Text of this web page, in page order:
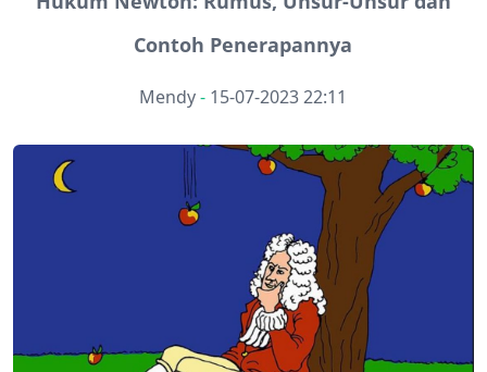
Contoh Penerapannya
Mendy- 15-07-2023 22:11